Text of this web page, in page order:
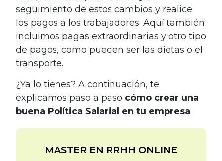
seguimiento de estos cambios y realice
los pagos a los trabajadores. Aquí también
incluimos pagas extraordinarias y otro tipo
de pagos, como pueden ser las dietas o el
transporte.
¿Ya lo tienes? A continuación, te
explicamos paso a paso cómo crear una
buena Política Salarial en tu empresa:
MASTER EN RRHH ONLINE